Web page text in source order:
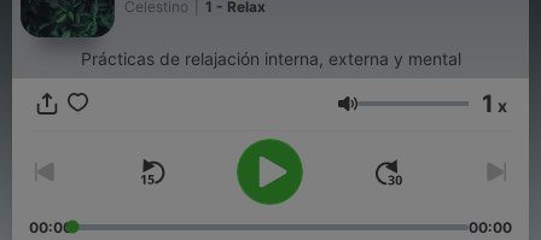
Celestino 1 - Relax
Prácticas de relajación interna, externa y mental
Volumen 1 x
00:00 00:00